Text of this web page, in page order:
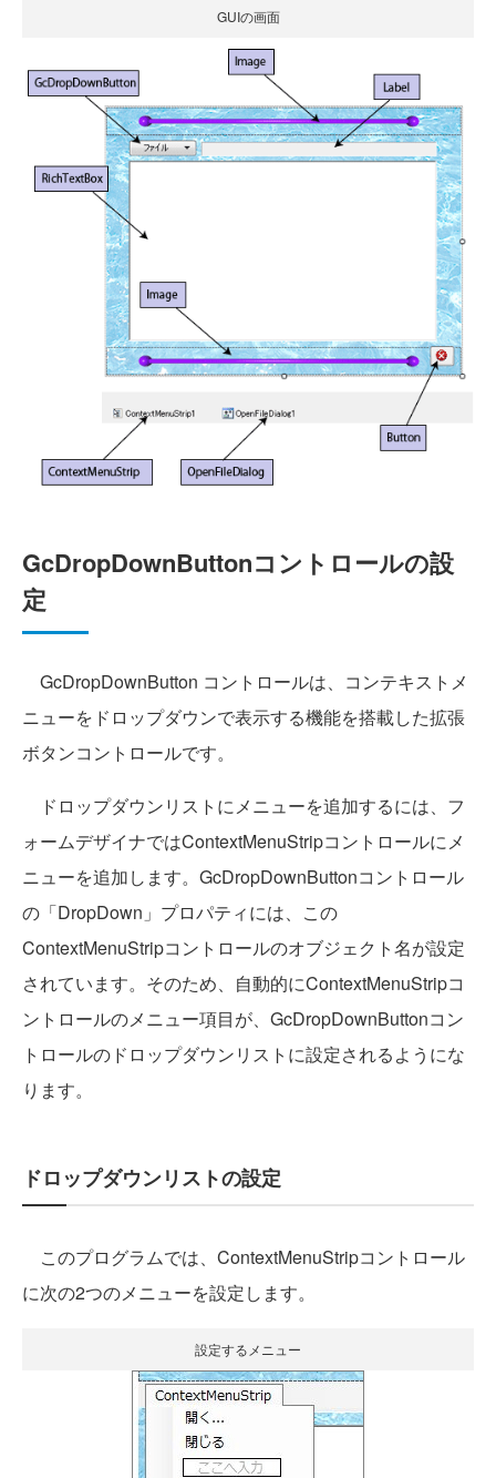
GUIの画面
GcDropDownButtonコントロールの設
定
GcDropDownButton コントロールは、コンテキストメ
ニューをドロップダウンで表示する機能を搭載した拡張
ボタンコントロールです。
ドロップダウンリストにメニューを追加するには、フ
ォームデザイナではContextMenuStripコントロールにメ
ニューを追加します。GcDropDownButtonコントロール
の「DropDown」プロパティには、この
ContextMenuStripコントロールのオブジェクト名が設定
されています。そのため、自動的にContextMenuStripコ
ントロールのメニュー項目が、GcDropDownButtonコン
トロールのドロップダウンリストに設定されるようにな
ります。
ドロップダウンリストの設定
このプログラムでは、ContextMenuStripコントロール
に次の2つのメニューを設定します。
設定するメニュー